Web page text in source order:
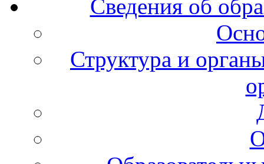
Сведения об
Структура и